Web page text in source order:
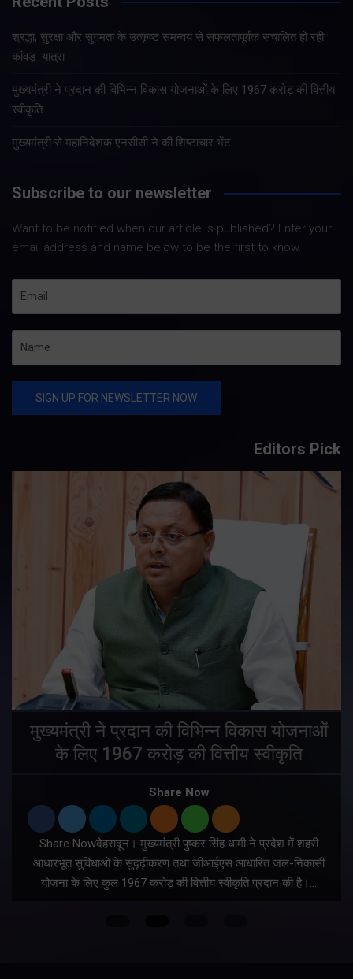
श्रद्धा, सुरक्षा और सुगमता के उत्कृष्ट समन्वय से सफलतापूर्वक संचालित हो रही
कांवड़ यात्रा
मुख्यमंत्री ने प्रदान की विभिन्न विकास योजनाओं के लिए 1967 करोड़ की वित्तीय
स्वीकृति
मुख्यमंत्री से महानिदेशक एनसीसी ने की शिष्टाचार भेंट
Subscribe to our newsletter
Want to be notified when our article is published? Enter your
email address and name below to be the first to know.
Editors Pick
मुख्यमंत्री ने प्रदान की विभिन्न विकास योजनाओं
के लिए 1967 करोड़ की वित्तीय स्वीकृति
Share Now
Share Nowदेहरादून। मुख्यमंत्री पुष्कर सिंह धामी ने प्रदेश में शहरी
आधारभूत सुविधाओं के सुदृढ़ीकरण तथा जीआईएस आधारित जल-निकासी
योजना के लिए कुल 1967 करोड़ की वित्तीय स्वीकृति प्रदान की है।…